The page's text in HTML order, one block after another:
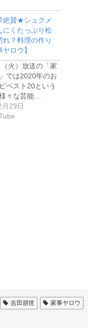
絶賛★シュクメ
にくたっぷり松
れ？料理の作り
ロウ】
火）放送の「家
では2020年のお
ベスト20という
々な芸能…
29日
吉田朋世 家事ヤロウ